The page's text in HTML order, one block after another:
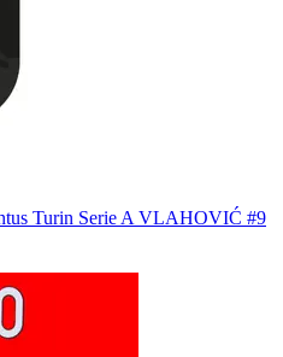
Turin Serie A VLAHOVIĆ #9